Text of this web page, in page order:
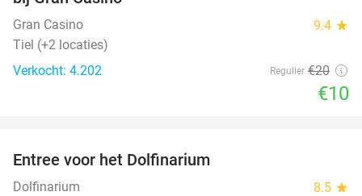
Gran Casino 9.4 star
Tiel (+2 locaties)
Verkocht: 4.202
Regulier €20
€10
Entree voor het Dolfinarium
Dolfinarium 8.5 star